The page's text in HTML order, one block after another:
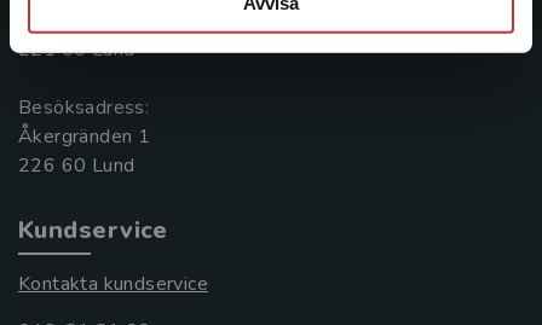
221 00 Lund
Besöksadress:
Åkergränden 1
Kundservice
Kontakta kundservice